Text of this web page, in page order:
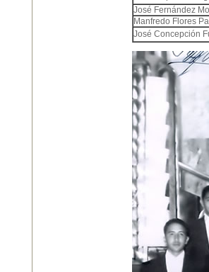
José Fernández
Manfredo Flores
José Concepción